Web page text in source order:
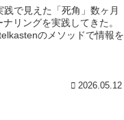
で見えた「死角」数ヶ月
リングを実践してきた。
のメソッドで情報を
2026.05.12